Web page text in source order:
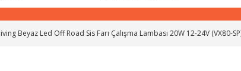
Beyaz Led Off Road Sis Farı Çalışma Lambası 20W 12-24V (VX80-